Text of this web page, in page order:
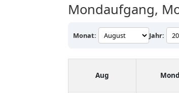
Mondaufgang,
Monat: Jahr:
Aug Mond